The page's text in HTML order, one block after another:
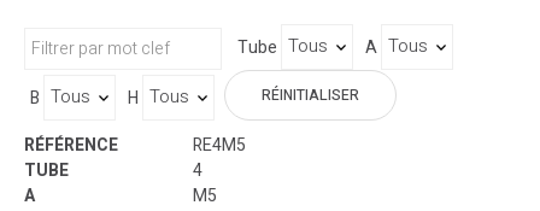
Tube
A
B
H RÉINITIALISER
RE4M5
4
M5